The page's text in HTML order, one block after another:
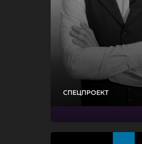
СПЕЦПРОЕКТ